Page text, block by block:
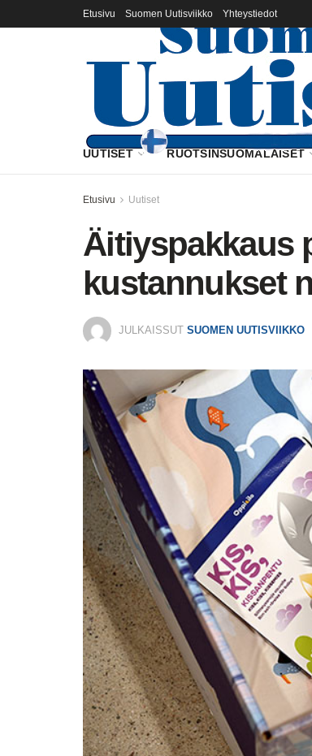
Etusivu Suomen Uutisviikko Yhteystiedot
UUTISET RUOTSINSUOMALAISET
Etusivu Uutiset
Äitiyspakkaus
kustannukset
JULKAISSUT SUOMEN UUTISVIIKKO